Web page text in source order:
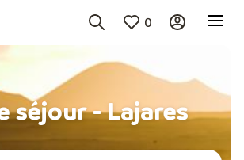
0
séjour - Lajares